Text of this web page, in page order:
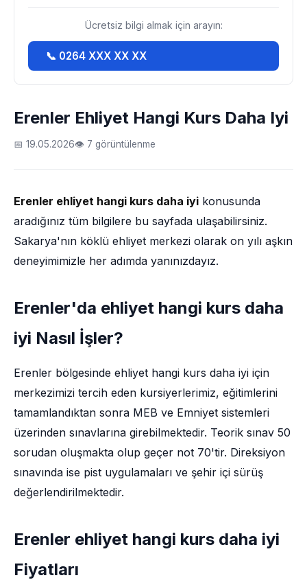
Erenler Ehliyet Hangi Kurs Daha Iyi
📅 19.05.2026👁 7 görüntülenme
Erenler ehliyet hangi kurs daha iyi konusunda
aradığınız tüm bilgilere bu sayfada ulaşabilirsiniz.
Sakarya'nın köklü ehliyet merkezi olarak on yılı aşkın
deneyimimizle her adımda yanınızdayız.
Erenler'da ehliyet hangi kurs daha
iyi Nasıl İşler?
Erenler bölgesinde ehliyet hangi kurs daha iyi için
merkezimizi tercih eden kursiyerlerimiz, eğitimlerini
tamamlandıktan sonra MEB ve Emniyet sistemleri
üzerinden sınavlarına girebilmektedir. Teorik sınav 50
sorudan oluşmakta olup geçer not 70'tir. Direksiyon
sınavında ise pist uygulamaları ve şehir içi sürüş
değerlendirilmektedir.
Erenler ehliyet hangi kurs daha iyi
Fiyatları
Ücretsiz bilgi almak için arayın:
📞 0264 XXX XX XX